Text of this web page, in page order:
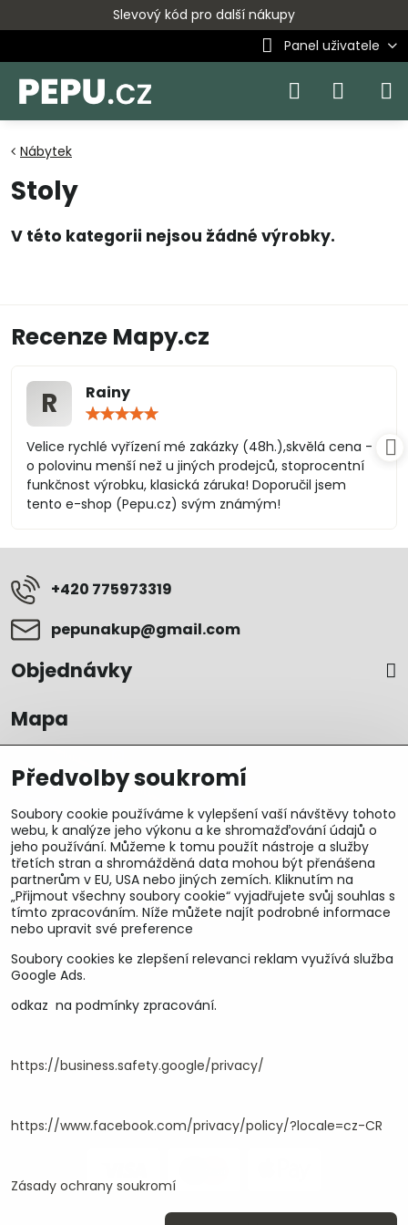
Slevový kód pro další nákupy
Panel uživatele
Nábytek
Stoly
Recenze Mapy.cz
R Rainy
/
5
Velice rychlé vyřízení mé zakázky (48h.),skvělá cena -
o polovinu menší než u jiných prodejců, stoprocentní
funkčnost výrobku, klasická záruka! Doporučil jsem
tento e-shop (Pepu.cz) svým známým!
+420 775973319
pepunakup​@gmail​.com
Objednávky
Mapa
U&M parts s.r.o.
U Zastávky 150, Horní Staré Město
DIČ CZ25930184
Předvolby soukromí
Soubory cookie používáme k vylepšení vaší návštěvy tohoto
webu, k analýze jeho výkonu a ke shromažďování údajů o
jeho používání. Můžeme k tomu použít nástroje a služby
třetích stran a shromážděná data mohou být přenášena
partnerům v EU, USA nebo jiných zemích. Kliknutím na
„Přijmout všechny soubory cookie“ vyjadřujete svůj souhlas s
tímto zpracováním. Níže můžete najít podrobné informace
nebo upravit své preference
Soubory cookies ke zlepšení relevanci reklam využívá služba
Google Ads.
odkaz na podmínky zpracování.
https://business.safety.google/privacy/
https://www.facebook.com/privacy/policy/?locale=cz-CR
Zásady ochrany soukromí